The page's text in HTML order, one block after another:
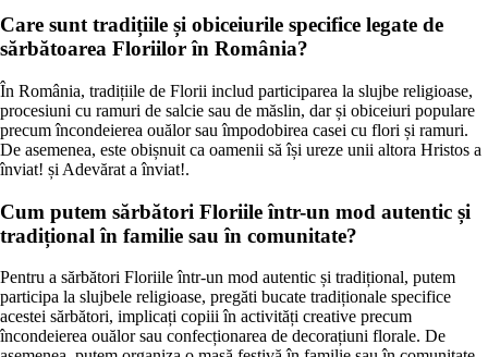
Care sunt tradițiile și obiceiurile specifice legate de
sărbătoarea Floriilor în România?
În România, tradițiile de Florii includ participarea la slujbe religioase,
procesiuni cu ramuri de salcie sau de măslin, dar și obiceiuri populare
precum încondeierea ouălor sau împodobirea casei cu flori și ramuri.
De asemenea, este obișnuit ca oamenii să își ureze unii altora Hristos a
înviat! și Adevărat a înviat!.
Cum putem sărbători Floriile într-un mod autentic și
tradițional în familie sau în comunitate?
Pentru a sărbători Floriile într-un mod autentic și tradițional, putem
participa la slujbele religioase, pregăti bucate tradiționale specifice
acestei sărbători, implicați copiii în activități creative precum
încondeierea ouălor sau confecționarea de decorațiuni florale. De